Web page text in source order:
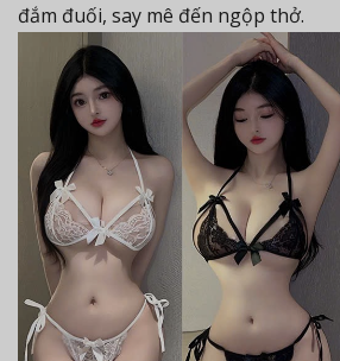
đắm đuối, say mê đến ngộp thở.